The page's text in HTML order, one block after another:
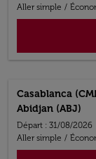
Aller simple /
Casablanca
Abidjan (ABJ)
Départ : 31/08/2026
Aller simple /